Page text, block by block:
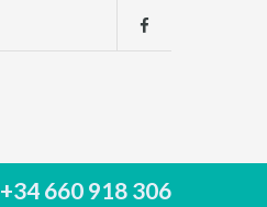
+34 660 918 306